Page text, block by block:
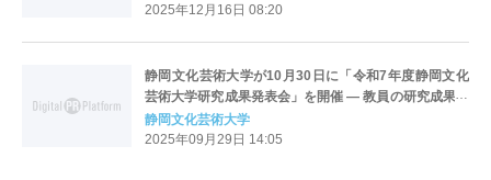
2025年12月16日 08:20
静岡文化芸術大学が10月30日に「令和7年度静岡文化
芸術大学研究成果発表会」を開催 ― 教員の研究成果を
学内外へ広く還元
静岡文化芸術大学
2025年09月29日 14:05